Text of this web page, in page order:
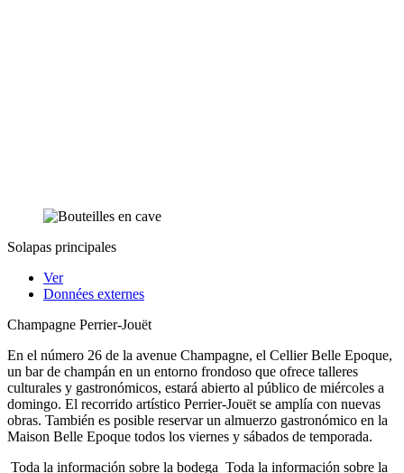
Solapas principales
Ver
Données externes
Champagne Perrier-Jouët
En el número 26 de la avenue Champagne, el Cellier Belle Epoque,
un bar de champán en un entorno frondoso que ofrece talleres
culturales y gastronómicos, estará abierto al público de miércoles a
domingo. El recorrido artístico Perrier-Jouët se amplía con nuevas
obras. También es posible reservar un almuerzo gastronómico en la
Maison Belle Epoque todos los viernes y sábados de temporada.
Toda la información sobre la bodega Toda la información sobre la